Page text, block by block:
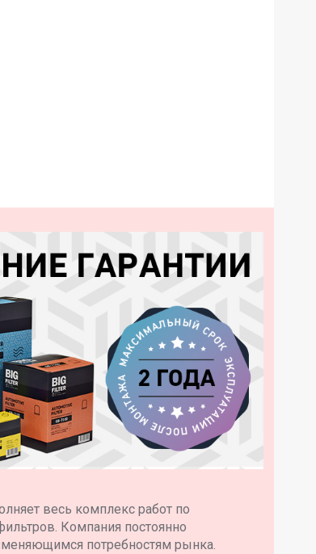
весь комплекс работ по
Компания постоянно
потребностям рынка.